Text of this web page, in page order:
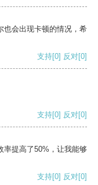
也会出现卡顿的情况，希
支持[0] 反对[0]
支持[0] 反对[0]
率提高了50%，让我能够
支持[0] 反对[0]